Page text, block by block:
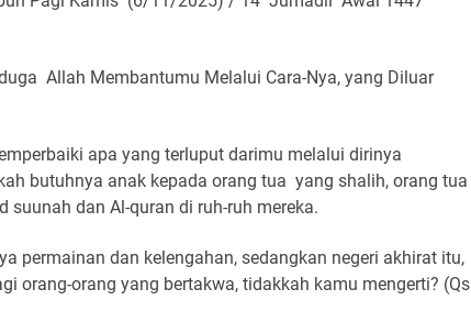
Allah Membantumu Melalui Cara-Nya, yang Diluar
apa yang terluput darimu melalui dirinya
butuhnya anak kepada orang tua yang shalih, orang tua
suunah dan Al-quran di ruh-ruh mereka.
permainan dan kelengahan, sedangkan negeri akhirat itu,
orang-orang yang bertakwa, tidakkah kamu mengerti? (Qs